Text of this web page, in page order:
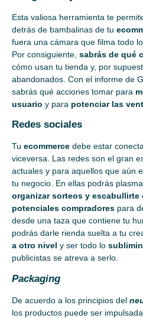
Esta valiosa herramienta te
detrás de bambalinas de tu
fuera una cámara que filma todo
Por consiguiente, sabrás de qué
cómo usan tu tienda y, por
abandonados. Con el informe de
sabrás qué acciones tomar para
usuario y para potenciar las
Redes sociales
Tu ecommerce debe estar
viceversa. Las redes son el gran
actuales y para aquellos que aún
tu negocio. En ellas podrás
organizar sorteos y escabullirte
potenciales compradores para
desde una taza que contiene tu
podrás darle rienda suelta a tu
a otro nivel y ser todo lo
publicistas se atreva a serlo.
Packaging
De acuerdo a los principios del
los productos puede ser